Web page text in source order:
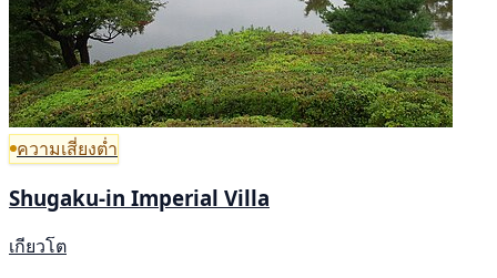
ความเสี่ยงต่ำ
Shugaku-in Imperial Villa
เกียวโต